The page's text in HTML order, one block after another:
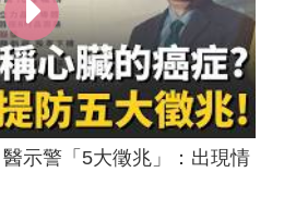
示警「5大徵兆」：出現情